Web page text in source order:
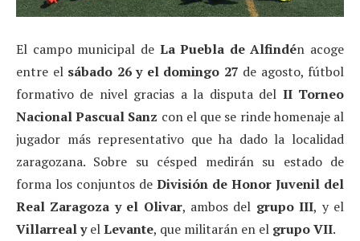
El campo municipal de La Puebla de Alfindén acoge
entre el sábado 26 y el domingo 27 de agosto, fútbol
formativo de nivel gracias a la disputa del II Torneo
Nacional Pascual Sanz con el que se rinde homenaje al
jugador más representativo que ha dado la localidad
zaragozana. Sobre su césped medirán su estado de
forma los conjuntos de División de Honor Juvenil del
Real Zaragoza y el Olivar, ambos del grupo III, y el
Villarreal yelLevante, que militarán en el grupo VII.